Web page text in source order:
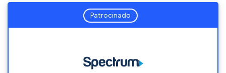
Patrocinado